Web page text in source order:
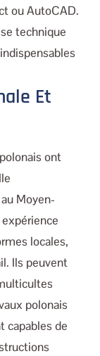
ou AutoCAD.
technique
Et
ont
Moyen-
locales,
Ils peuvent
polonais
capables de